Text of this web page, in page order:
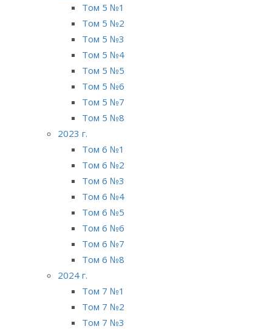
Том 5 №1
Том 5 №2
Том 5 №3
Том 5 №4
Том 5 №5
Том 5 №6
Том 5 №7
Том 5 №8
2023 г.
Том 6 №1
Том 6 №2
Том 6 №3
Том 6 №4
Том 6 №5
Том 6 №6
Том 6 №7
Том 6 №8
2024 г.
Том 7 №1
Том 7 №2
Том 7 №3